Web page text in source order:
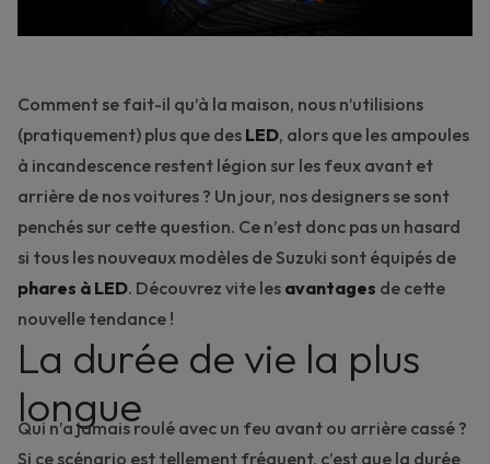
Comment se fait-il qu’à la maison, nous n’utilisions
(pratiquement) plus que des LED, alors que les ampoules
à incandescence restent légion sur les feux avant et
arrière de nos voitures ? Un jour, nos designers se sont
penchés sur cette question. Ce n’est donc pas un hasard
si tous les nouveaux modèles de Suzuki sont équipés de
phares à LED. Découvrez vite les avantages de cette
nouvelle tendance !
La durée de vie la plus
longue
Qui n’a jamais roulé avec un feu avant ou arrière cassé ?
Si ce scénario est tellement fréquent, c’est que la durée